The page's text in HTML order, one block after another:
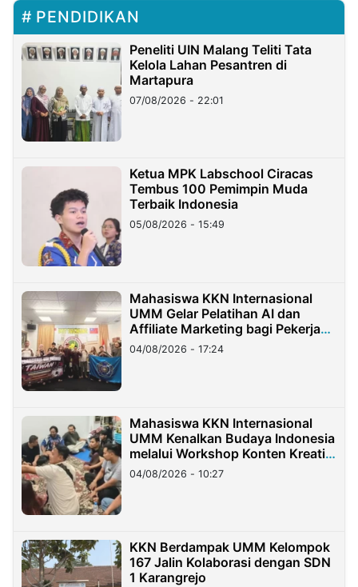
PENDIDIKAN
Peneliti UIN Malang Teliti Tata
Kelola Lahan Pesantren di
Martapura
07/08/2026 - 22:01
Ketua MPK Labschool Ciracas
Tembus 100 Pemimpin Muda
Terbaik Indonesia
05/08/2026 - 15:49
Mahasiswa KKN Internasional
UMM Gelar Pelatihan AI dan
Affiliate Marketing bagi Pekerja
Migran Indonesia di Taiwan
04/08/2026 - 17:24
Mahasiswa KKN Internasional
UMM Kenalkan Budaya Indonesia
melalui Workshop Konten Kreatif
di Taiwan
04/08/2026 - 10:27
KKN Berdampak UMM Kelompok
167 Jalin Kolaborasi dengan SDN
1 Karangrejo